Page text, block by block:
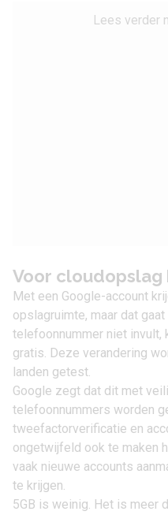
Lees verder
Voor cloudopslag
Met een Google-account
opslagruimte, maar dat
telefoonnummer niet invult,
gratis. Deze verandering
landen getest.
Google zegt dat dit met
telefoonnummers worden
tweefactorverificatie en
ongetwijfeld ook te maken
vaak nieuwe accounts
te krijgen.
5GB is weinig. Het is meer